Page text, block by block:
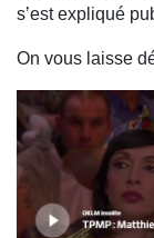
s’est expliqué
On vous laisse